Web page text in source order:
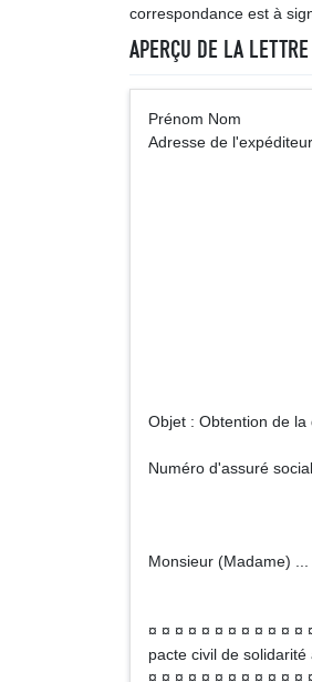
correspondance est à
APERÇU DE LA
Adresse de l'expéditeur
...
Objet : Obtention de la
Numéro d'assuré
Monsieur (Madame) ...
¤ ¤ ¤ ¤ ¤ ¤ ¤ ¤ ¤ ¤ ¤ ¤
pacte civil de
¤ ¤ ¤ ¤ ¤ ¤ ¤ ¤ ¤ ¤ ¤ ¤